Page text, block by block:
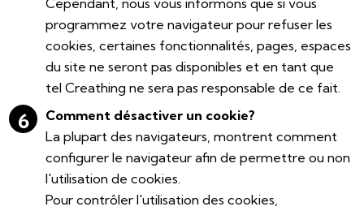
programmez votre navigateur pour refuser les
cookies, certaines fonctionnalités, pages, espaces
du site ne seront pas disponibles et en tant que
tel Creathing ne sera pas responsable de ce fait.
Comment désactiver un cookie?
La plupart des navigateurs, montrent comment
configurer le navigateur afin de permettre ou non
l'utilisation de cookies.
Pour contrôler l'utilisation des cookies,